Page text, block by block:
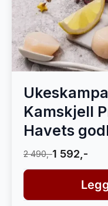
Kamskjell
Havets
2 490,-1 592,-